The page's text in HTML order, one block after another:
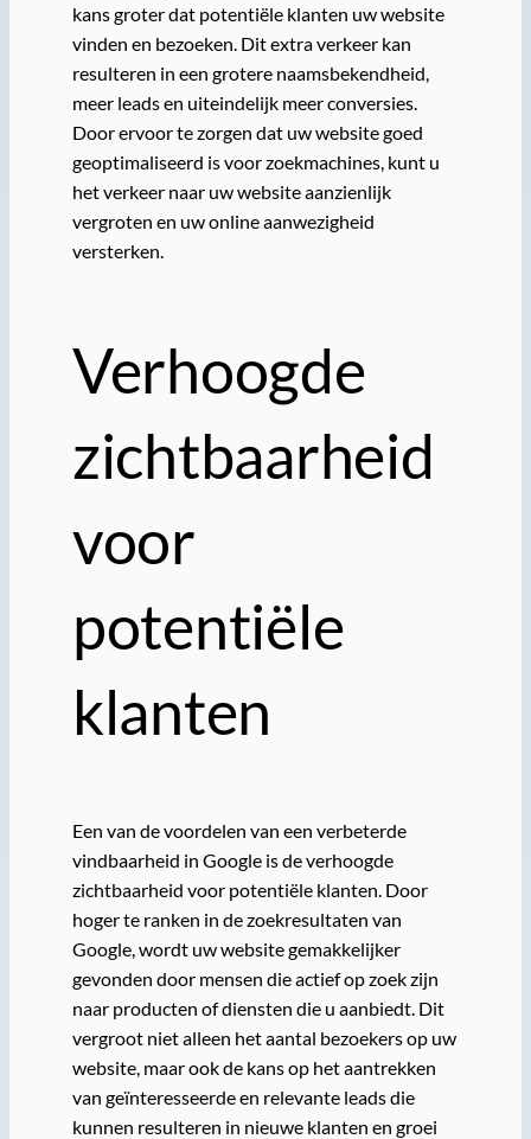
kans groter dat potentiële klanten uw website
vinden en bezoeken. Dit extra verkeer kan
resulteren in een grotere naamsbekendheid,
meer leads en uiteindelijk meer conversies.
Door ervoor te zorgen dat uw website goed
geoptimaliseerd is voor zoekmachines, kunt u
het verkeer naar uw website aanzienlijk
vergroten en uw online aanwezigheid
versterken.
Verhoogde
zichtbaarheid
voor
potentiële
klanten
Een van de voordelen van een verbeterde
vindbaarheid in Google is de verhoogde
zichtbaarheid voor potentiële klanten. Door
hoger te ranken in de zoekresultaten van
Google, wordt uw website gemakkelijker
gevonden door mensen die actief op zoek zijn
naar producten of diensten die u aanbiedt. Dit
vergroot niet alleen het aantal bezoekers op uw
website, maar ook de kans op het aantrekken
van geïnteresseerde en relevante leads die
kunnen resulteren in nieuwe klanten en groei